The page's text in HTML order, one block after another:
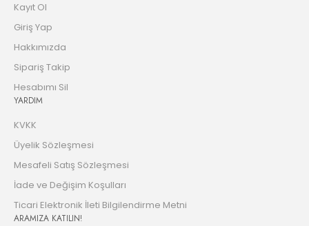
Kayıt Ol
Giriş Yap
Hakkımızda
Sipariş Takip
Hesabımı Sil
YARDIM
KVKK
Üyelik Sözleşmesi
Mesafeli Satış Sözleşmesi
İade ve Değişim Koşulları
Ticari Elektronik İleti Bilgilendirme Metni
ARAMIZA KATILIN!